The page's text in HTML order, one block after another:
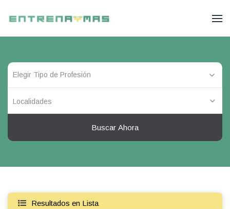
Localidades
Buscar Ahora
Resultados en Lista